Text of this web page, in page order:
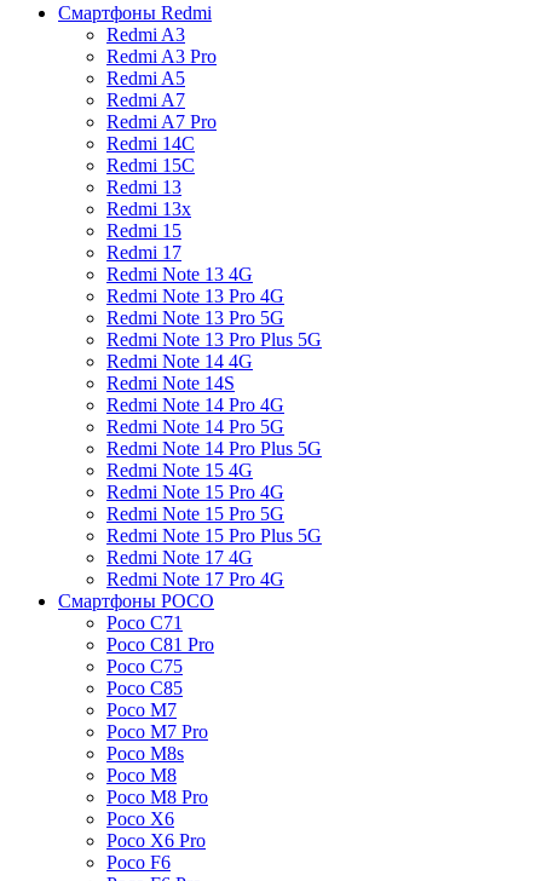
Смартфоны Redmi
Redmi A3
Redmi A3 Pro
Redmi A5
Redmi A7
Redmi A7 Pro
Redmi 14C
Redmi 15C
Redmi 13
Redmi 13x
Redmi 15
Redmi 17
Redmi Note 13 4G
Redmi Note 13 Pro 4G
Redmi Note 13 Pro 5G
Redmi Note 13 Pro Plus 5G
Redmi Note 14 4G
Redmi Note 14S
Redmi Note 14 Pro 4G
Redmi Note 14 Pro 5G
Redmi Note 14 Pro Plus 5G
Redmi Note 15 4G
Redmi Note 15 Pro 4G
Redmi Note 15 Pro 5G
Redmi Note 15 Pro Plus 5G
Redmi Note 17 4G
Redmi Note 17 Pro 4G
Смартфоны POCO
Poco C71
Poco C81 Pro
Poco C75
Poco C85
Poco M7
Poco M7 Pro
Poco M8s
Poco M8
Poco M8 Pro
Poco X6
Poco X6 Pro
Poco F6